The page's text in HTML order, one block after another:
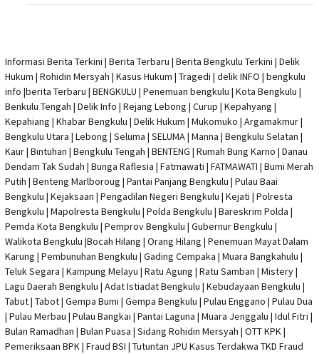
Informasi Berita Terkini | Berita Terbaru | Berita Bengkulu Terkini | Delik
Hukum | Rohidin Mersyah | Kasus Hukum | Tragedi | delik INFO | bengkulu
info |berita Terbaru | BENGKULU | Penemuan bengkulu | Kota Bengkulu |
Benkulu Tengah | Delik Info | Rejang Lebong | Curup | Kepahyang |
Kepahiang | Khabar Bengkulu | Delik Hukum | Mukomuko | Argamakmur |
Bengkulu Utara | Lebong | Seluma | SELUMA | Manna | Bengkulu Selatan |
Kaur | Bintuhan | Bengkulu Tengah | BENTENG | Rumah Bung Karno | Danau
Dendam Tak Sudah | Bunga Raflesia | Fatmawati | FATMAWATI | Bumi Merah
Putih | Benteng Marlboroug | Pantai Panjang Bengkulu | Pulau Baai
Bengkulu | Kejaksaan | Pengadilan Negeri Bengkulu | Kejati | Polresta
Bengkulu | Mapolresta Bengkulu | Polda Bengkulu | Bareskrim Polda |
Pemda Kota Bengkulu | Pemprov Bengkulu | Gubernur Bengkulu |
Walikota Bengkulu |Bocah Hilang | Orang Hilang | Penemuan Mayat Dalam
Karung | Pembunuhan Bengkulu | Gading Cempaka | Muara Bangkahulu |
Teluk Segara | Kampung Melayu | Ratu Agung | Ratu Samban | Mistery |
Lagu Daerah Bengkulu | Adat Istiadat Bengkulu | Kebudayaan Bengkulu |
Tabut | Tabot | Gempa Bumi | Gempa Bengkulu | Pulau Enggano | Pulau Dua
| Pulau Merbau | Pulau Bangkai | Pantai Laguna | Muara Jenggalu | Idul Fitri |
Bulan Ramadhan | Bulan Puasa | Sidang Rohidin Mersyah | OTT KPK|
Pemeriksaan BPK | Fraud BSI | Tutuntan JPU Kasus Terdakwa TKD Fraud